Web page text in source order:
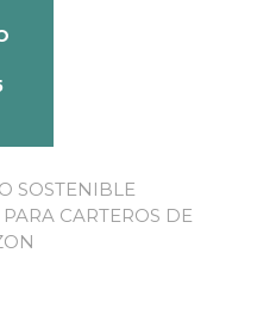
SOSTENIBLE
CARTEROS DE